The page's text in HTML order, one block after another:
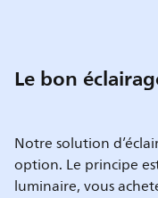
Le bon
Notre solution
option. Le principe
luminaire, vous